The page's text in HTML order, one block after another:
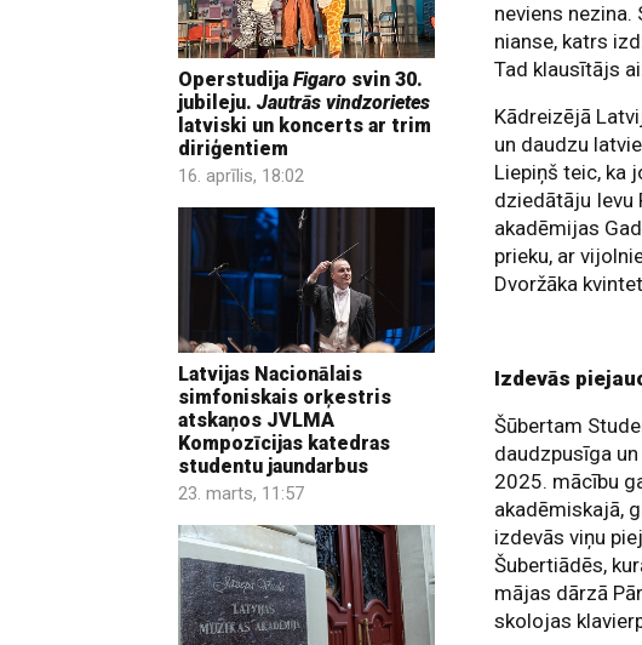
Operstudija Figaro svin 30.
jubileju. Jautrās vindzorietes
latviski un koncerts ar trim
diriģentiem
16. aprīlis, 18:02
Latvijas Nacionālais
simfoniskais orķestris
atskaņos JVLMA
Kompozīcijas katedras
studentu jaundarbus
23. marts, 11:57
neviens
nianse, katrs
Tad klausītājs
Kādreizējā
un daudzu
Liepiņš teic, ka
dziedātāju Ievu
akadēmijas
prieku, ar
Dvoržāka
Izdevās
Šūbertam
daudzpusīga
2025. mācību
akadēmiskajā,
izdevās viņu
Šubertiādēs,
mājas dārzā
skolojas